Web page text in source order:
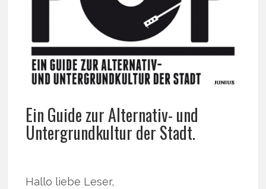
Ein Guide zur Alternativ- und
Untergrundkultur der Stadt.
Hallo liebe Leser,